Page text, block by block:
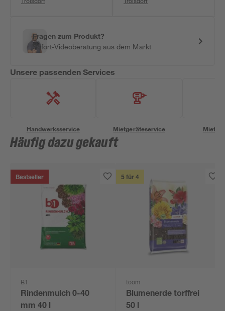
Fragen zum Produkt?
Sofort-Videoberatung aus dem Markt
Unsere passenden Services
Handwerksservice Mietgeräteservice
Häufig dazu gekauft
Bestseller
B1
Rindenmulch 0-40
mm 40 l
5 für 4
toom
Blumenerde torffrei
50 l